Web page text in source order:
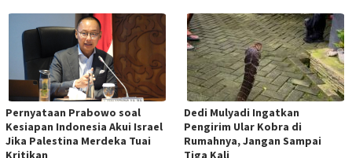
Pernyataan Prabowo soal
Kesiapan Indonesia Akui Israel
Jika Palestina Merdeka Tuai
Kritikan
Dedi Mulyadi Ingatkan
Pengirim Ular Kobra di
Rumahnya, Jangan Sampai
Tiga Kali